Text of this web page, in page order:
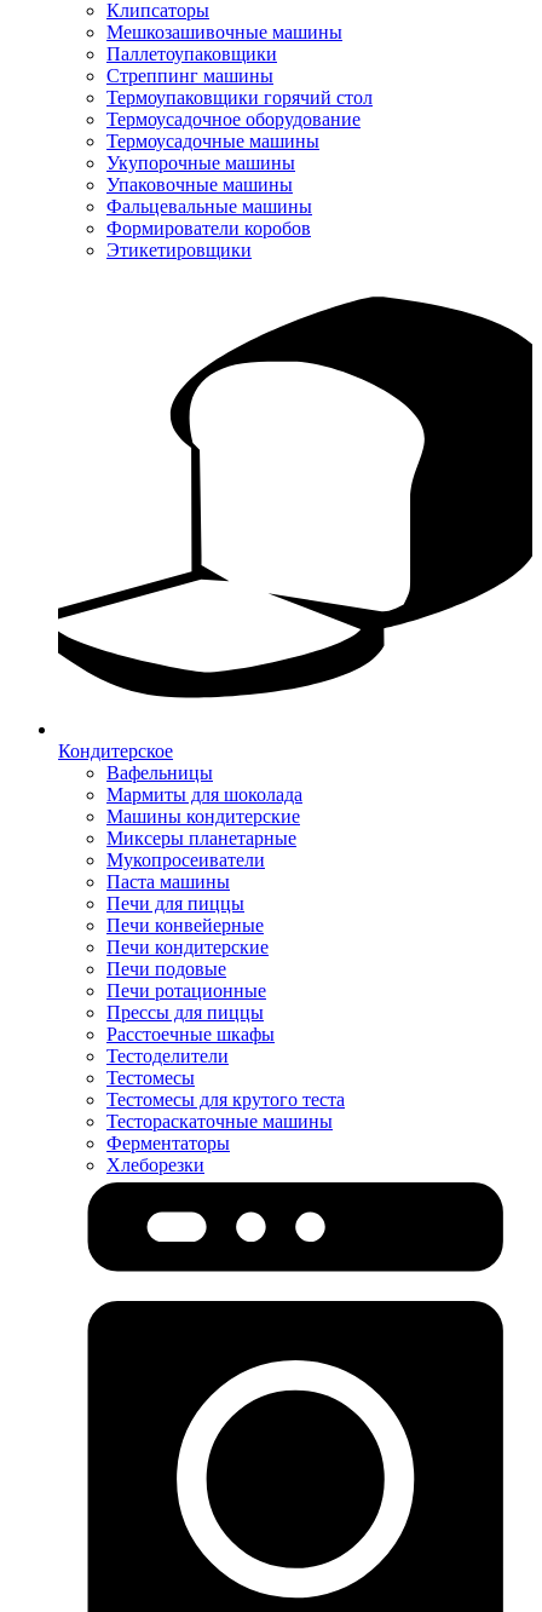
Клипсаторы
Мешкозашивочные машины
Паллетоупаковщики
Стреппинг машины
Термоупаковщики горячий стол
Термоусадочное оборудование
Термоусадочные машины
Укупорочные машины
Упаковочные машины
Фальцевальные машины
Формирователи коробов
Этикетировщики
Кондитерское
Вафельницы
Мармиты для шоколада
Машины кондитерские
Миксеры планетарные
Мукопросеиватели
Паста машины
Печи для пиццы
Печи конвейерные
Печи кондитерские
Печи подовые
Печи ротационные
Прессы для пиццы
Расстоечные шкафы
Тестоделители
Тестомесы
Тестомесы для крутого теста
Тестораскаточные машины
Ферментаторы
Хлеборезки